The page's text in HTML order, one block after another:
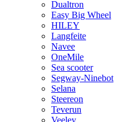
Dualtron
Easy Big Wheel
HILEY
Langfeite
Navee
OneMile
Sea scooter
Segway-Ninebot
Selana
Steereon
Teverun
Veeley